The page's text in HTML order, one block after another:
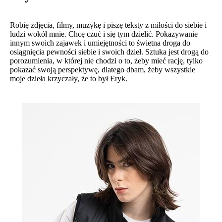
Robię zdjęcia, filmy, muzykę i piszę teksty z miłości do siebie i
ludzi wokół mnie. Chcę czuć i się tym dzielić. Pokazywanie
innym swoich zajawek i umiejętności to świetna droga do
osiągnięcia pewności siebie i swoich dzieł. Sztuka jest drogą do
porozumienia, w której nie chodzi o to, żeby mieć rację, tylko
pokazać swoją perspektywę, dlatego dbam, żeby wszystkie
moje dzieła krzyczały, że to był Eryk.